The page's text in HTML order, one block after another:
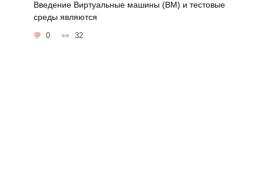
Введение Виртуальные машины (ВМ) и тестовые
среды являются
0 32